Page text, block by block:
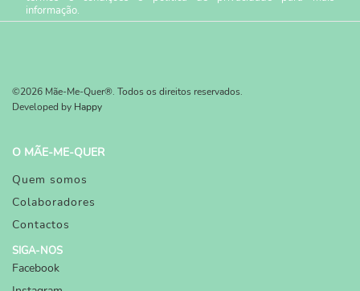
informação.
©2026 Mãe-Me-Quer®. Todos os direitos reservados.
Developed by Happy
O MÃE-ME-QUER
Quem somos
Colaboradores
Contactos
SIGA-NOS
Facebook